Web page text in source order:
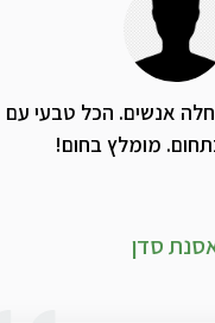
בקול שלה. משסיימה מיד
כדי לתחזק את השיפור.
סדיר ומצליחה גם
בטיפולי הקול. מה שלא
הקודמים אצל קלינאי
ונצפתה החלמה של מיתרי
הקולי. יישר כוחך
אנשים. הכל טבעי עם
מומלץ בחום!
סדן